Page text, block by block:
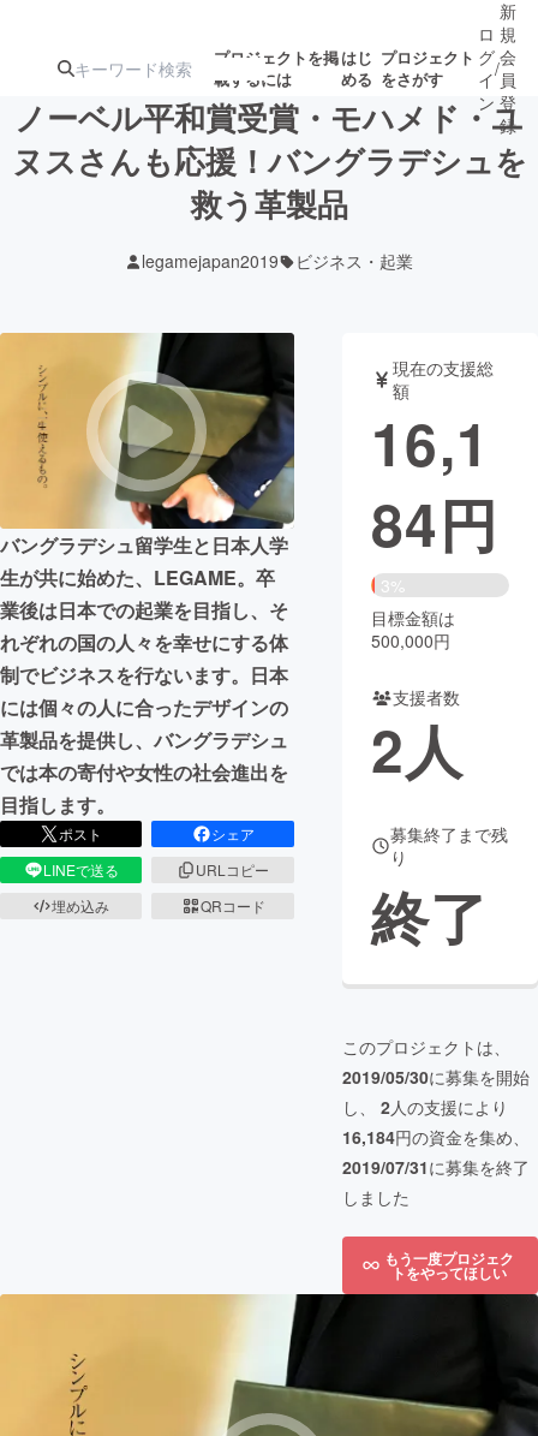
プロジェクトを掲
載するには
はじ
める
プロジェクト
をさがす
注目の新着プロ
ジェクト
募集終了が近いプ
テクノロジー・ガジェット
映像・映画 書籍・雑誌
ビジネス・起業 チャレンジ
まちづくり・地域活性化
CAMPFIRE for Social Good
CAMPFIRE Creation
CAMPFIREふるさと納税
コミュニティ
ロ
グ
イ
ン
/
新
規
会
員
登
録
ノーベル平和賞受賞・モハメド・ユ
ヌスさんも応援！バングラデシュを
救う革製品
legamejapan2019 ビジネス・起業
バングラデシュ留学生と日本人学
生が共に始めた、LEGAME。卒
業後は日本での起業を目指し、そ
れぞれの国の人々を幸せにする体
制でビジネスを行ないます。日本
には個々の人に合ったデザインの
革製品を提供し、バングラデシュ
では本の寄付や女性の社会進出を
目指します。
ポスト
シェア
LINEで送る
URLコピー
埋め込み
QRコード
現在の支援総
額
16,1
84円
3%
目標金額は
500,000円
支援者数
2人
募集終了まで残
り
終了
このプロジェクトは、
2019/05/30に募集を開始
し、 2人の支援により
16,184円の資金を集め、
2019/07/31に募集を終了
しました
もう一度プロジェク
トをやってほしい